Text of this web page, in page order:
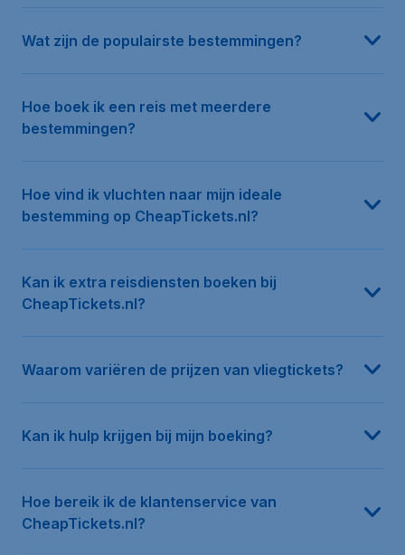
Wat zijn de populairste bestemmingen?
Hoe boek ik een reis met meerdere
bestemmingen?
Hoe vind ik vluchten naar mijn ideale
bestemming op CheapTickets.nl?
Kan ik extra reisdiensten boeken bij
CheapTickets.nl?
Waarom variëren de prijzen van vliegtickets?
Kan ik hulp krijgen bij mijn boeking?
Hoe bereik ik de klantenservice van
CheapTickets.nl?